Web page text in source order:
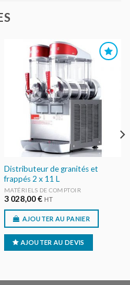
AU DEVIS
Distributeur de granités et
frappés 2 x 11 L
MATÉRIELS DE COMPTOIR
3 028,00€ HT
AJOUTER AU PANIER
AJOUTER AU DEVIS